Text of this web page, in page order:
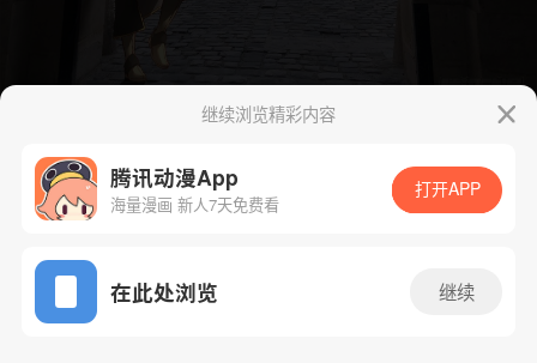
App免费看
下一话 腾漫App免费看
继续浏览精彩内容
腾讯动漫App
海量漫画 新人7天免费看
打开APP
在此处浏览 继续